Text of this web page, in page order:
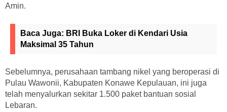
Amin.
Baca Juga: BRI Buka Loker di Kendari Usia
Maksimal 35 Tahun
Sebelumnya, perusahaan tambang nikel yang beroperasi di
Pulau Wawonii, Kabupaten Konawe Kepulauan, ini juga
telah menyalurkan sekitar 1.500 paket bantuan sosial
Lebaran.